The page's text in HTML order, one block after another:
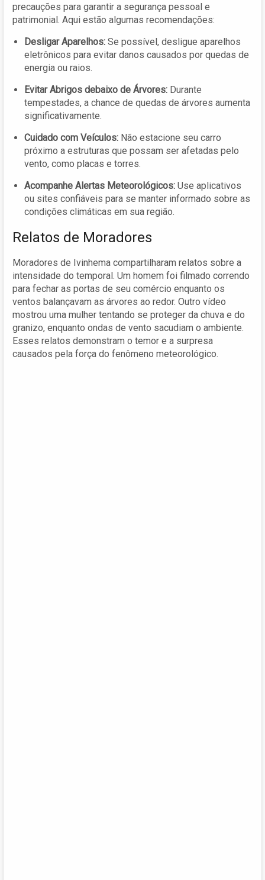
precauções para garantir a segurança pessoal e
patrimonial. Aqui estão algumas recomendações:
Desligar Aparelhos: Se possível, desligue aparelhos
eletrônicos para evitar danos causados por quedas de
energia ou raios.
Evitar Abrigos debaixo de Árvores: Durante
tempestades, a chance de quedas de árvores aumenta
significativamente.
Cuidado com Veículos: Não estacione seu carro
próximo a estruturas que possam ser afetadas pelo
vento, como placas e torres.
Acompanhe Alertas Meteorológicos: Use aplicativos
ou sites confiáveis para se manter informado sobre as
condições climáticas em sua região.
Relatos de Moradores
Moradores de Ivinhema compartilharam relatos sobre a
intensidade do temporal. Um homem foi filmado correndo
para fechar as portas de seu comércio enquanto os
ventos balançavam as árvores ao redor. Outro vídeo
mostrou uma mulher tentando se proteger da chuva e do
granizo, enquanto ondas de vento sacudiam o ambiente.
Esses relatos demonstram o temor e a surpresa
causados pela força do fenômeno meteorológico.